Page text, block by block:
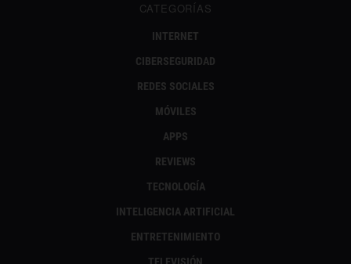
CATEGORÍAS
INTERNET
CIBERSEGURIDAD
REDES SOCIALES
MÓVILES
APPS
REVIEWS
TECNOLOGÍA
INTELIGENCIA ARTIFICIAL
ENTRETENIMIENTO